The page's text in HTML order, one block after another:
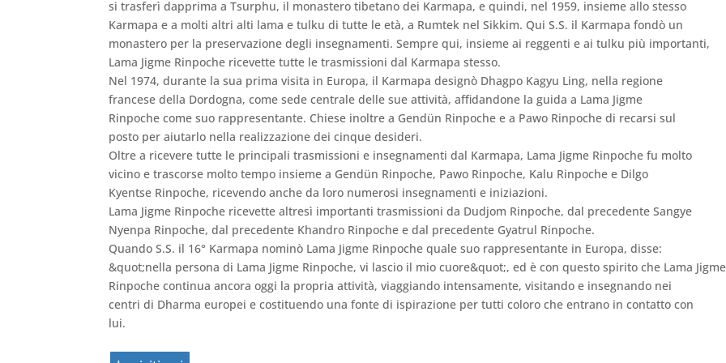
si trasferì dapprima a Tsurphu, il monastero tibetano dei Karmapa, e quindi, nel 1959, insieme allo stesso
Karmapa e a molti altri alti lama e tulku di tutte le età, a Rumtek nel Sikkim. Qui S.S. il Karmapa fondò un
monastero per la preservazione degli insegnamenti. Sempre qui, insieme ai reggenti e ai tulku più importanti,
Lama Jigme Rinpoche ricevette tutte le trasmissioni dal Karmapa stesso.
Nel 1974, durante la sua prima visita in Europa, il Karmapa designò Dhagpo Kagyu Ling, nella regione
francese della Dordogna, come sede centrale delle sue attività, affidandone la guida a Lama Jigme
Rinpoche come suo rappresentante. Chiese inoltre a Gendün Rinpoche e a Pawo Rinpoche di recarsi sul
posto per aiutarlo nella realizzazione dei cinque desideri.
Oltre a ricevere tutte le principali trasmissioni e insegnamenti dal Karmapa, Lama Jigme Rinpoche fu molto
vicino e trascorse molto tempo insieme a Gendün Rinpoche, Pawo Rinpoche, Kalu Rinpoche e Dilgo
Kyentse Rinpoche, ricevendo anche da loro numerosi insegnamenti e iniziazioni.
Lama Jigme Rinpoche ricevette altresì importanti trasmissioni da Dudjom Rinpoche, dal precedente Sangye
Nyenpa Rinpoche, dal precedente Khandro Rinpoche e dal precedente Gyatrul Rinpoche.
Quando S.S. il 16° Karmapa nominò Lama Jigme Rinpoche quale suo rappresentante in Europa, disse:
&quot;nella persona di Lama Jigme Rinpoche, vi lascio il mio cuore&quot;, ed è con questo spirito che Lama Jigme
Rinpoche continua ancora oggi la propria attività, viaggiando intensamente, visitando e insegnando nei
centri di Dharma europei e costituendo una fonte di ispirazione per tutti coloro che entrano in contatto con
lui.